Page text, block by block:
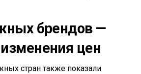
брендов —
цен
стран также показали